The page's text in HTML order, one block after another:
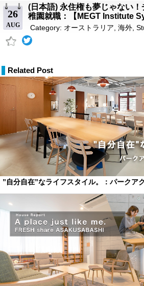
26
AUG
(日本語) 永住権も夢じゃない
稚園就職：【MEGT Institute
Category: オーストラリア 海外
Related Post
”自分自在”なライフスタイル。：パークア